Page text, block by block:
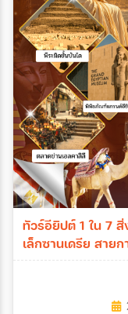
ทัวร์อียิปต์ 1 ใน 7
เล็กซานเดรีย สาย